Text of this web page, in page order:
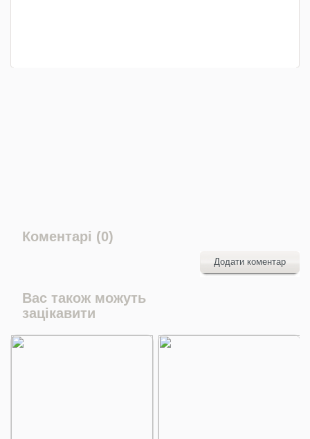
Коментарі (0)
Додати коментар
Вас також можуть
зацікавити